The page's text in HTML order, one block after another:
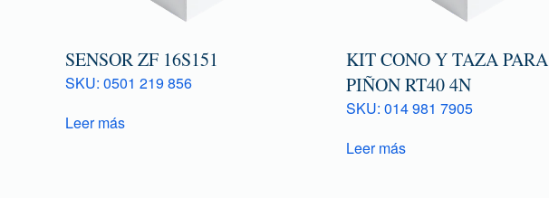
SENSOR ZF 16S151
SKU: 0501 219 856
Leer más
KIT CONO Y TAZA PARA
PIÑON RT40 4N
SKU: 014 981 7905
Leer más